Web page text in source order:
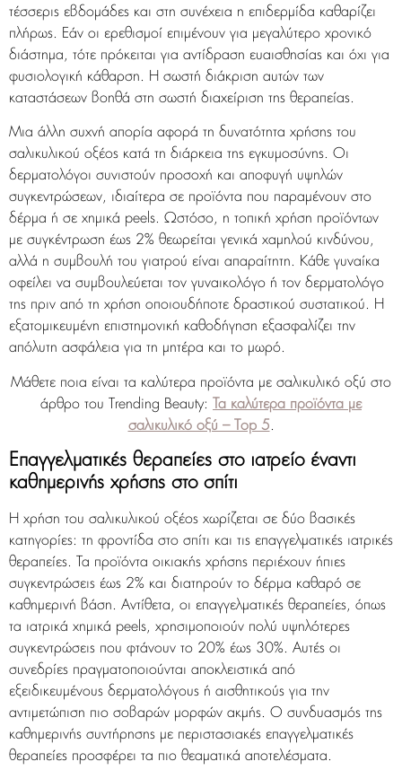
τέσσερις εβδομάδες και στη συνέχεια η επιδερμίδα καθαρίζει
πλήρως. Εάν οι ερεθισμοί επιμένουν για μεγαλύτερο χρονικό
διάστημα, τότε πρόκειται για αντίδραση ευαισθησίας και όχι για
φυσιολογική κάθαρση. Η σωστή διάκριση αυτών των
καταστάσεων βοηθά στη σωστή διαχείριση της θεραπείας.
Μια άλλη συχνή απορία αφορά τη δυνατότητα χρήσης του
σαλικυλικού οξέος κατά τη διάρκεια της εγκυμοσύνης. Οι
δερματολόγοι συνιστούν προσοχή και αποφυγή υψηλών
συγκεντρώσεων, ιδιαίτερα σε προϊόντα που παραμένουν στο
δέρμα ή σε χημικά peels. Ωστόσο, η τοπική χρήση προϊόντων
με συγκέντρωση έως 2% θεωρείται γενικά χαμηλού κινδύνου,
αλλά η συμβουλή του γιατρού είναι απαραίτητη. Κάθε γυναίκα
οφείλει να συμβουλεύεται τον γυναικολόγο ή τον δερματολόγο
της πριν από τη χρήση οποιουδήποτε δραστικού συστατικού. Η
εξατομικευμένη επιστημονική καθοδήγηση εξασφαλίζει την
απόλυτη ασφάλεια για τη μητέρα και το μωρό.
Μάθετε ποια είναι τα καλύτερα προϊόντα με σαλικυλικό οξύ στο
άρθρο του Trending Beauty:
Τα καλύτερα προϊόντα με
σαλικυλικό οξύ – Top 5.
Επαγγελματικές θεραπείες στο ιατρείο έναντι
καθημερινής χρήσης στο σπίτι
Η χρήση του σαλικυλικού οξέος χωρίζεται σε δύο βασικές
κατηγορίες: τη φροντίδα στο σπίτι και τις επαγγελματικές ιατρικές
θεραπείες. Τα προϊόντα οικιακής χρήσης περιέχουν ήπιες
συγκεντρώσεις έως 2% και διατηρούν το δέρμα καθαρό σε
καθημερινή βάση. Αντίθετα, οι επαγγελματικές θεραπείες, όπως
τα ιατρικά χημικά peels, χρησιμοποιούν πολύ υψηλότερες
συγκεντρώσεις που φτάνουν το 20% έως 30%. Αυτές οι
συνεδρίες πραγματοποιούνται αποκλειστικά από
εξειδικευμένους δερματολόγους ή αισθητικούς για την
αντιμετώπιση πιο σοβαρών μορφών ακμής. Ο συνδυασμός της
καθημερινής συντήρησης με περιστασιακές επαγγελματικές
θεραπείες προσφέρει τα πιο θεαματικά αποτελέσματα.